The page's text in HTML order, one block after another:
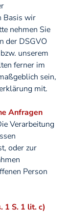
Basis wir
nehmen Sie
der DSGVO
unserem
ferner im
sein,
mit.
Anfragen
Verarbeitung
oder zur
Person
1 S. 1 lit. c)